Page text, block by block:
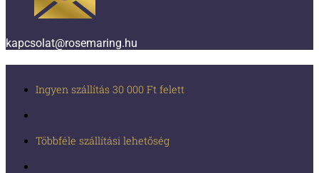
kapcsolat@rosemaring.hu
Ingyen szállítás 30 000 Ft felett
Többféle szállítási lehetőség